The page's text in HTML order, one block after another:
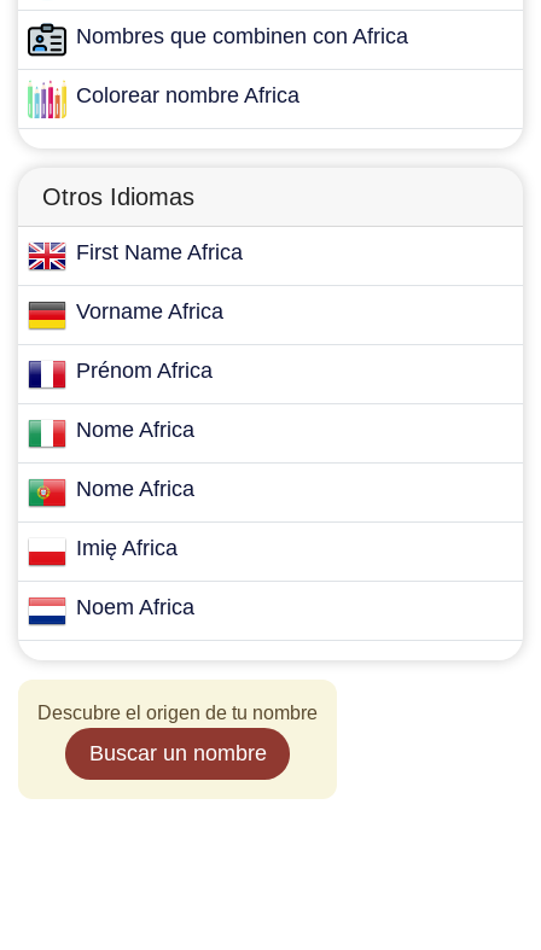
Nombres que combinen con Africa
Colorear nombre Africa
Otros Idiomas
First Name Africa
Vorname Africa
Prénom Africa
Nome Africa
Nome Africa
Imię Africa
Noem Africa
Descubre el origen de tu nombre
Buscar un nombre